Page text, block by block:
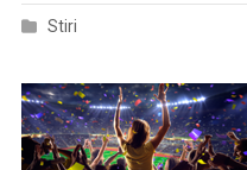
Stiri